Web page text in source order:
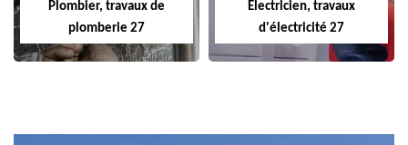
Plombier, travaux de
plomberie 27
Electricien, travaux
d'électricité 27